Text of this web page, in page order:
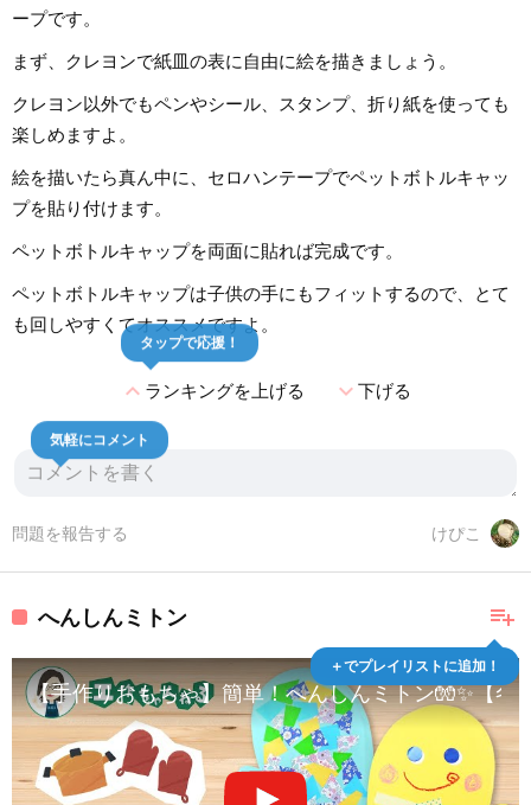
ープです。
まず、クレヨンで紙皿の表に自由に絵を描きましょう。
クレヨン以外でもペンやシール、スタンプ、折り紙を使っても
楽しめますよ。
絵を描いたら真ん中に、セロハンテープでペットボトルキャッ
プを貼り付けます。
ペットボトルキャップを両面に貼れば完成です。
ペットボトルキャップは子供の手にもフィットするので、とて
も回しやすくてオススメですよ。
expand_lessランキングを上げる
タップで応援！
expand_more下げる
気軽にコメント
けぴこ
問題を報告する
playlist_add
＋でプレイリストに追加！
へんしんミトン
【手作りおもちゃ】簡単！へんしんミトン🧤✨【冬